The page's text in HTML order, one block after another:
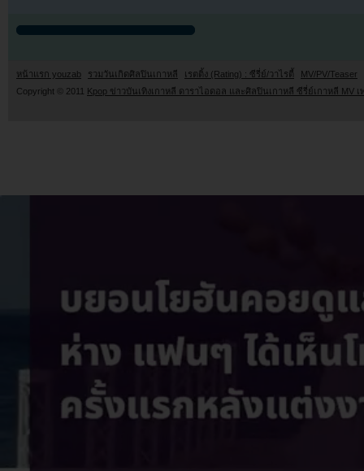
หน้าแรก youzab รวมวันเกิดศิลปินเกาหลี เรตติ้ง (Rating) : ซีรี่ย์/วาไรตี้
MV/PV/Teaser
Copyright © 2011 Kpop ข่าวบันเทิงเกาหลี ดาราไอดอล และศิลปินเกาหลี ซีรี่ย์เกาหลี MV